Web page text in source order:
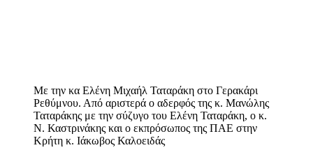
Με την κα Ελένη Μιχαήλ Ταταράκη στο Γερακάρι
Ρεθύμνου. Από αριστερά ο αδερφός της κ. Μανώλης
Ταταράκης με την σύζυγο του Ελένη Ταταράκη, ο κ.
Ν. Καστρινάκης και ο εκπρόσωπος της ΠΑΕ στην
Κρήτη κ. Ιάκωβος Καλοειδάς